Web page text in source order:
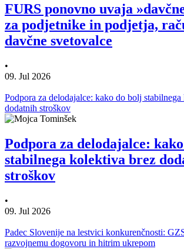
FURS ponovno uvaja
za podjetnike in podjetja,
davčne svetovalce
•
09. Jul 2026
Podpora za delodajalce: kako do bolj
dodatnih stroškov
Podpora za delodajalce:
stabilnega kolektiva brez
stroškov
•
09. Jul 2026
Padec Slovenije na lestvici konkurenčnosti:
razvojnemu dogovoru in hitrim ukrepom